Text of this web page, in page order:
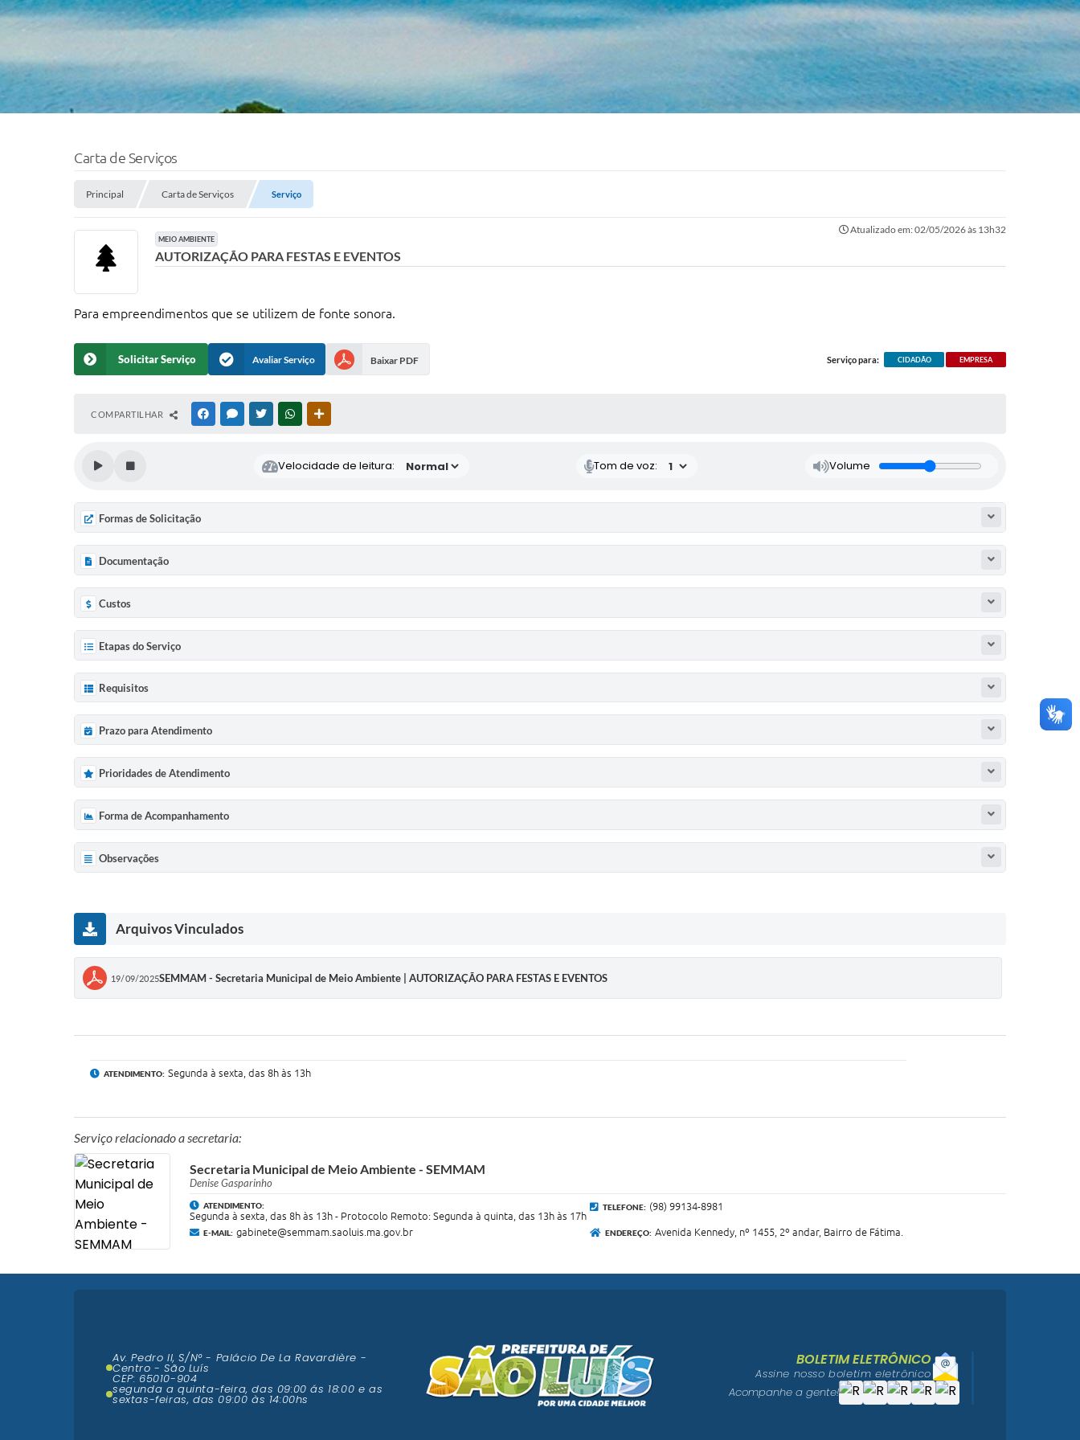
Carta de Serviços
Principal Carta de Serviços Serviço
Atualizado em: 02/05/2026 às 13h32
MEIO AMBIENTE
AUTORIZAÇÃO PARA FESTAS E EVENTOS
Para empreendimentos que se utilizem de fonte sonora.
Solicitar Serviço Avaliar Serviço Baixar PDF Serviço para: CIDADÃO EMPRESA
COMPARTILHAR FACEBOOKMESSENGER
TWITTERWHATSAPP
Velocidade de leitura: Tom de voz: Volume
Formas de Solicitação
Documentação
Custos
Etapas do Serviço
Requisitos
Prazo para Atendimento
Prioridades de Atendimento
Forma de Acompanhamento
Observações
Arquivos Vinculados
19/09/2025SEMMAM - Secretaria Municipal de Meio Ambiente | AUTORIZAÇÃO PARA FESTAS E EVENTOS
ATENDIMENTO: Segunda à sexta, das 8h às 13h
Serviço relacionado a secretaria:
Secretaria Municipal de Meio Ambiente - SEMMAM
Denise Gasparinho
ATENDIMENTO:
Segunda à sexta, das 8h às 13h - Protocolo Remoto: Segunda à quinta, das 13h às 17h
TELEFONE: (98) 99134-8981
E-MAIL: gabinete@semmam.saoluis.ma.gov.br ENDEREÇO: Avenida Kennedy, nº 1455, 2º andar, Bairro de Fátima.
Av. Pedro II, S/N° - Palácio De La Ravardière -
Centro - São Luís
CEP: 65010-904
segunda a quinta-feira, das 09:00 ás 18:00 e as
sextas-feiras, das 09:00 às 14:00hs
BOLETIM ELETRÔNICO
Assine nosso boletim eletrônico
Acompanhe a gente!